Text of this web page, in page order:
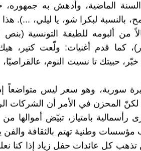
الماضية، وأدهش به جمهوره،
بالنسبة لبكرا شو، يا ليلي، ...). هذا
من ألبومه للطيفة التونسية (بنص
كما قدم أغنيات: ولّعت كتير،
حبيتك تا نسيت النوم، عالقراصيّا،
البطاقات بأسعار 1000 و1500 ليرة سورية، وهو سعر ليس
المحزن في الأمر أن الشركات
بامتياز، تبيّض أموالها من
مؤسسات وطنية تهتم بالثقافة
تذهب كل عائدات حفل زياد إذا كنا